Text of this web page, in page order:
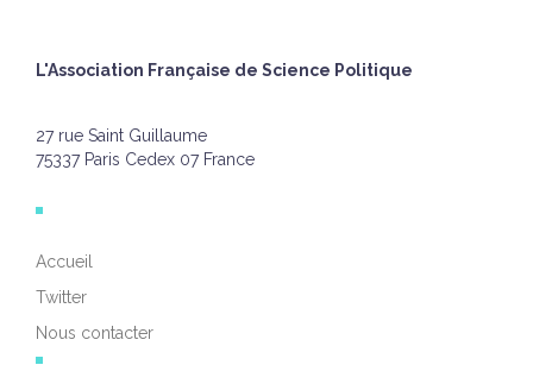
L'Association Française de Science Politique
27 rue Saint Guillaume
75337 Paris Cedex 07 France
Accueil
Twitter
Nous contacter